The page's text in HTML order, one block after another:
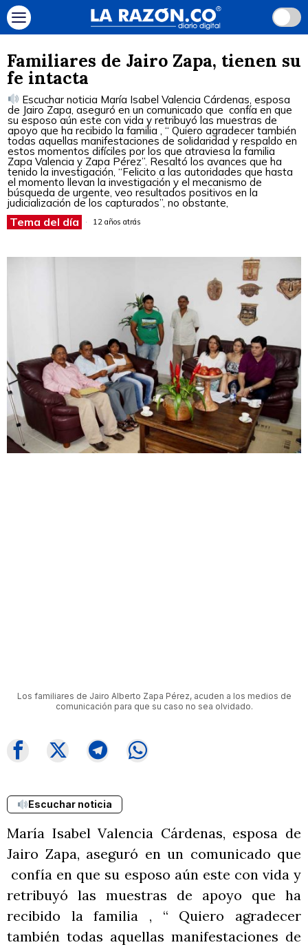
Familiares de Jairo Zapa, tienen su
fe intacta
Escuchar noticia María Isabel Valencia Cárdenas, esposa
de Jairo Zapa, aseguró en un comunicado que confía en que
su esposo aún este con vida y retribuyó las muestras de
apoyo que ha recibido la familia , “ Quiero agradecer también
todas aquellas manifestaciones de solidaridad y respaldo en
estos momentos difíciles por los que atraviesa la familia
Zapa Valencia y Zapa Pérez”. Resaltó los avances que ha
tenido la investigación, “Felicito a las autoridades que hasta
el momento llevan la investigación y el mecanismo de
búsqueda de urgente, veo resultados positivos en la
judicialización de los capturados”, no obstante,
Tema del día 12 años atrás
Los familiares de Jairo Alberto Zapa Pérez, acuden a los medios de
comunicación para que su caso no sea olvidado.
Escuchar noticia
María Isabel Valencia Cárdenas, esposa de
Jairo Zapa, aseguró en un comunicado que
confía en que su esposo aún este con vida y
retribuyó las muestras de apoyo que ha
recibido la familia , “ Quiero agradecer
también todas aquellas manifestaciones de